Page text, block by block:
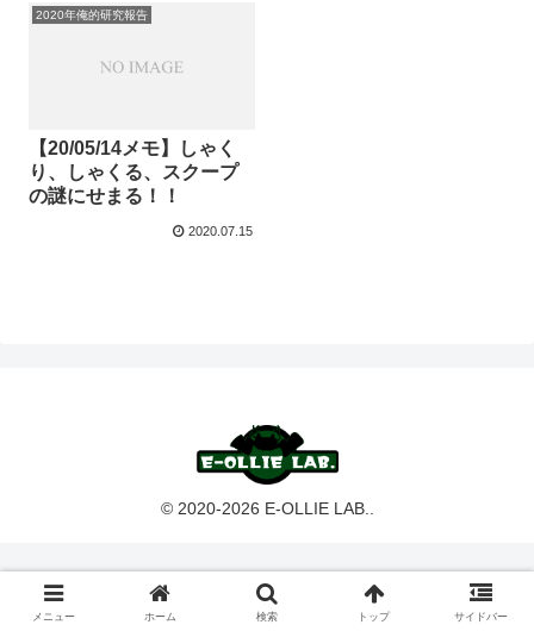
2020年俺的研究報告
【20/05/14メモ】しゃく
り、しゃくる、スクープ
の謎にせまる！！
2020.07.15
© 2020-2026 E-OLLIE LAB..
メニュー ホーム 検索 トップ サイドバー